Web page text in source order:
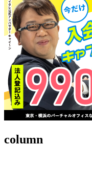
column